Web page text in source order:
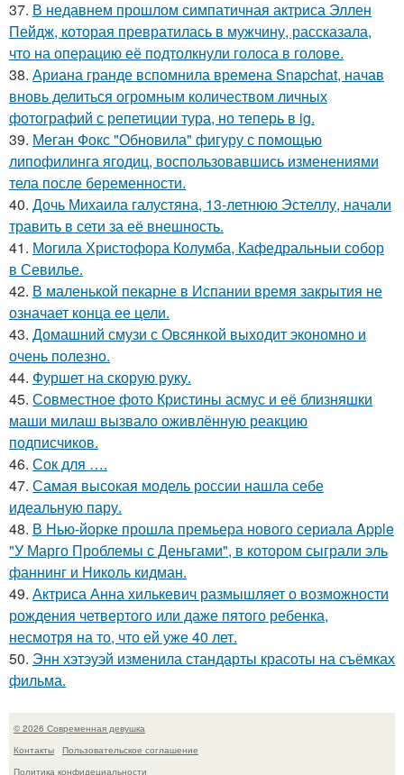
37. В недавнем прошлом симпатичная актриса Эллен
Пейдж, которая превратилась в мужчину, рассказала,
что на операцию её подтолкнули голоса в голове.
38. Ариана гранде вспомнила времена Snapchat, начав
вновь делиться огромным количеством личных
фотографий с репетиции тура, но теперь в ig.
39. Меган Фокс "Обновила" фигуру с помощью
липофилинга ягодиц, воспользовавшись изменениями
тела после беременности.
40. Дочь Михаила галустяна, 13-летнюю Эстеллу, начали
травить в сети за её внешность.
41. Могила Христофора Колумба, Кафедральныи собор
в Севилье.
42. В маленькой пекарне в Испании время закрытия не
означает конца ее цели.
43. Домашний смузи с Овсянкой выходит экономно и
очень полезно.
44. Фуршет на скорую руку.
45. Совместное фото Кристины асмус и её близняшки
маши милаш вызвало оживлённую реакцию
подписчиков.
46. Сок для ….
47. Самая высокая модель россии нашла себе
идеальную пару.
48. В Нью-йорке прошла премьера нового сериала Apple
"У Марго Проблемы с Деньгами", в котором сыграли эль
фаннинг и Николь кидман.
49. Актриса Анна хилькевич размышляет о возможности
рождения четвертого или даже пятого ребенка,
несмотря на то, что ей уже 40 лет.
50. Энн хэтэуэй изменила стандарты красоты на съёмках
фильма.
© 2026 Современная девушка
Контакты
Пользовательское соглашение
Политика конфидециальности